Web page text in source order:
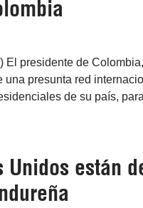
El presidente de
presunta red
de su país,
Unidos están